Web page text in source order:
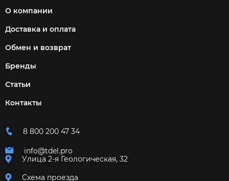
О компании
Доставка и оплата
Обмен и возврат
Бренды
Статьи
Контакты
8 800 200 47 34
info@tdel.pro
Улица 2-я Геологическая, 32
Схема проезда